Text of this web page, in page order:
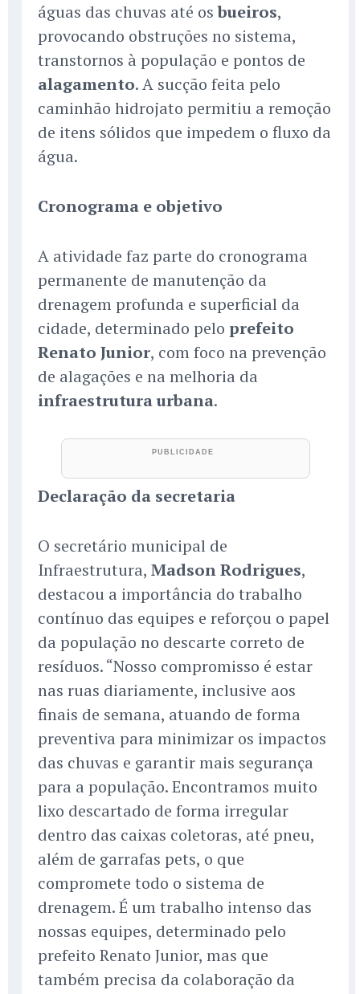
águas das chuvas até osbueiros,
provocando obstruções no sistema,
transtornos à população e pontos de
alagamento. A sucção feita pelo
caminhão hidrojato permitiu a remoção
de itens sólidos que impedem o fluxo da
água.
Cronograma e objetivo
A atividade faz parte do cronograma
permanente de manutenção da
drenagem profunda e superficial da
cidade, determinado pelo prefeito
Renato Junior, com foco na prevenção
de alagações e na melhoria da
infraestrutura urbana.
Declaração da secretaria
O secretário municipal de
Infraestrutura, Madson Rodrigues,
destacou a importância do trabalho
contínuo das equipes e reforçou o papel
da população no descarte correto de
resíduos. “Nosso compromisso é estar
nas ruas diariamente, inclusive aos
finais de semana, atuando de forma
preventiva para minimizar os impactos
das chuvas e garantir mais segurança
para a população. Encontramos muito
lixo descartado de forma irregular
dentro das caixas coletoras, até pneu,
além de garrafas pets, o que
compromete todo o sistema de
drenagem. É um trabalho intenso das
nossas equipes, determinado pelo
prefeito Renato Junior, mas que
também precisa da colaboração da